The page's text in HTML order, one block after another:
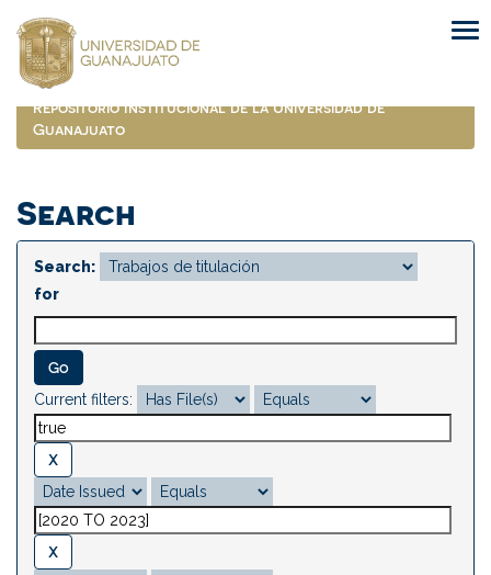
navigation
Repositorio Institucional de la Universidad de
Guanajuato
Search
Search:
for
Current filters: